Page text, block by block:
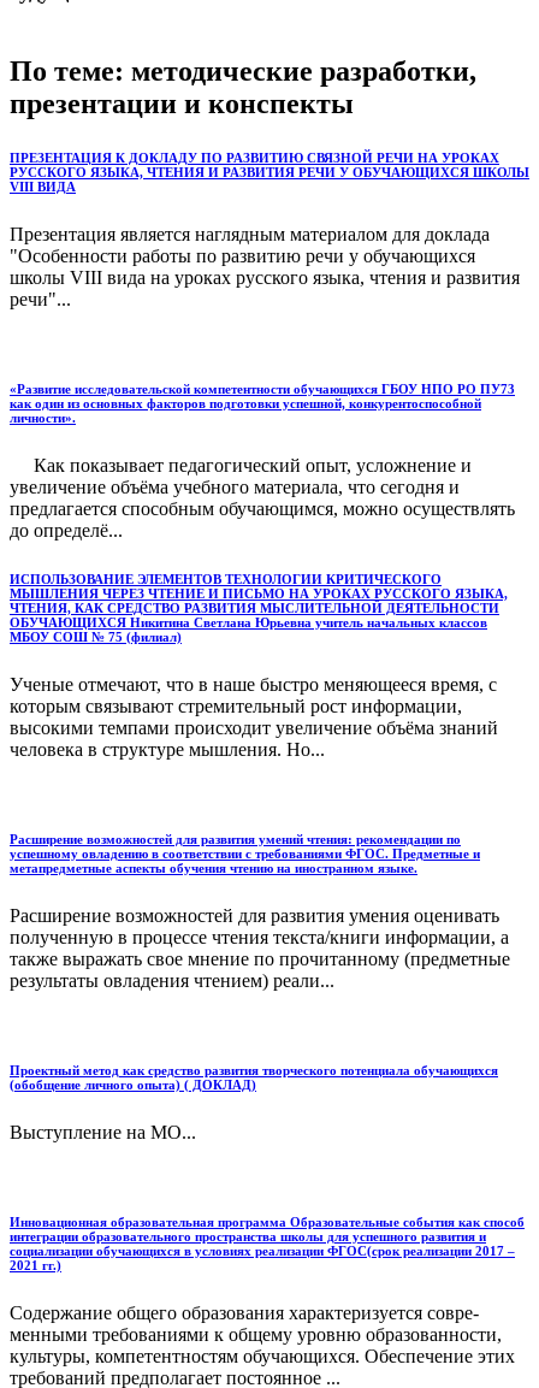
По теме: методические разработки,
презентации и конспекты
ПРЕЗЕНТАЦИЯ К ДОКЛАДУ ПО РАЗВИТИЮ СВЯЗНОЙ РЕЧИ НА УРОКАХ
РУССКОГО ЯЗЫКА, ЧТЕНИЯ И РАЗВИТИЯ РЕЧИ У ОБУЧАЮЩИХСЯ ШКОЛЫ
VIII ВИДА
Презентация является наглядным материалом для доклада
"Особенности работы по развитию речи у обучающихся
школы VIII вида на уроках русского языка, чтения и развития
речи"...
«Развитие исследовательской компетентности обучающихся ГБОУ НПО РО ПУ73
как один из основных факторов подготовки успешной, конкурентоспособной
личности».
Как показывает педагогический опыт, усложнение и
увеличение объёма учебного материала, что сегодня и
предлагается способным обучающимся, можно осуществлять
до определё...
ИСПОЛЬЗОВАНИЕ ЭЛЕМЕНТОВ ТЕХНОЛОГИИ КРИТИЧЕСКОГО
МЫШЛЕНИЯ ЧЕРЕЗ ЧТЕНИЕ И ПИСЬМО НА УРОКАХ РУССКОГО ЯЗЫКА,
ЧТЕНИЯ, КАК СРЕДСТВО РАЗВИТИЯ МЫСЛИТЕЛЬНОЙ ДЕЯТЕЛЬНОСТИ
ОБУЧАЮЩИХСЯ Никитина Светлана Юрьевна учитель начальных классов
МБОУ СОШ № 75 (филиал)
Ученые отмечают, что в наше быстро меняющееся время, с
которым связывают стремительный рост информации,
высокими темпами происходит увеличение объёма знаний
человека в структуре мышления. Но...
Расширение возможностей для развития умений чтения: рекомендации по
успешному овладению в соответствии с требованиями ФГОС. Предметные и
метапредметные аспекты обучения чтению на иностранном языке.
Расширение возможностей для развития умения оценивать
полученную в процессе чтения текста/книги информации, а
также выражать свое мнение по прочитанному (предметные
результаты овладения чтением) реали...
Проектный метод как средство развития творческого потенциала обучающихся
(обобщение личного опыта) ( ДОКЛАД)
Выступление на МО...
Инновационная образовательная программа Образовательные события как способ
интеграции образовательного пространства школы для успешного развития и
социализации обучающихся в условиях реализации ФГОС(срок реализации 2017 –
2021 гг.)
Содержание общего образования характеризуется совре­
менными требованиями к общему уровню образованности,
культуры, компетентностям обучающихся. Обеспечение этих
требований предполагает постоянное ...